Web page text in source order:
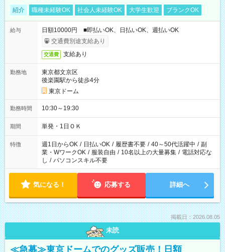
紹介 職種未経験OK 社会人未経験OK 大学生歓迎 ブランクOK
給与
日額10000円 ■即払いOK、日払いOK、週払いOK
交通費別途支給あり
交通費 支給あり
勤務地
東京都文京区
後楽園駅から徒歩4分
東京ドーム
勤務時間 10:30～19:30
期間 単発・1日ＯＫ
特徴 週1日からOK / 日払いOK / 履歴書不要 / 40～50代活躍中 / 副
業・WワークOK / 服装自由 / 10名以上の大量募集 / 電話対応な
し / パソコンスキル不要
気になる！ 応募する 詳細へ
掲載日：2026.08.05
未読
≪急募≫東京ドームでのグッズ販売！日額